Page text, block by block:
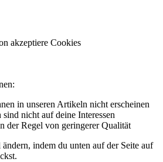
akzeptiere Cookies
in unseren Artikeln nicht erscheinen
nicht auf deine Interessen
der Regel von geringerer Qualität
indem du unten auf der Seite auf